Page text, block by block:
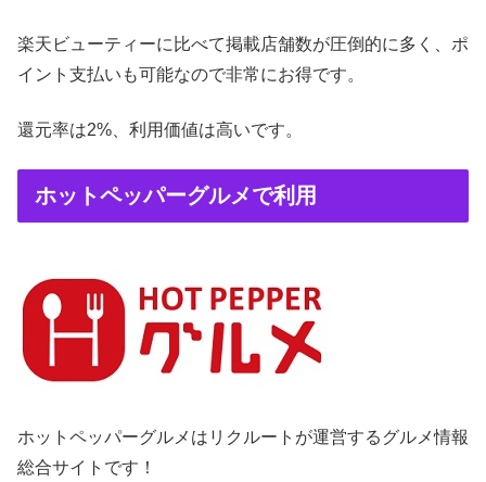
楽天ビューティーに比べて掲載店舗数が圧倒的に多く、ポ
イント支払いも可能なので非常にお得です。
還元率は2%、利用価値は高いです。
ホットペッパーグルメで利用
ホットペッパーグルメはリクルートが運営するグルメ情報
総合サイトです！